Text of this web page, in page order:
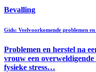
Bevalling
Gids: Veelvoorkomende problemen en
Problemen en herstel na
vrouw een
fysieke stress…